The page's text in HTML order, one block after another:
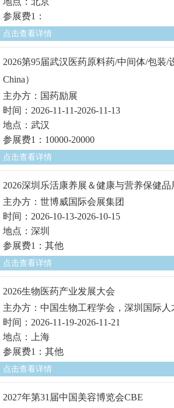
参展费1：
点击查看详情
2026第95届武汉医药原料药/中间体/包装/
China）
主办方：国药励展
时间：2026-11-11-2026-11-13
地点：武汉
参展费1：10000-20000
点击查看详情
2026深圳乐活康养展＆健康与营养保健品
主办方：世博威国际会展集团
时间：2026-10-13-2026-10-15
地点：深圳
参展费1：其他
点击查看详情
2026生物医药产业发展大会
主办方：中国生物工程学会，深圳国际人
时间：2026-11-19-2026-11-21
地点：上海
参展费1：其他
点击查看详情
2027年第31届中国美容博览会CBE